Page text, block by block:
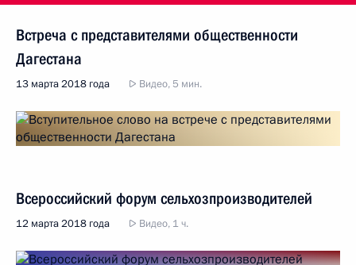
Встреча с представителями общественности
Дагестана
13 марта 2018 года Видео, 5 мин.
Всероссийский форум сельхозпроизводителей
12 марта 2018 года Видео, 1 ч.